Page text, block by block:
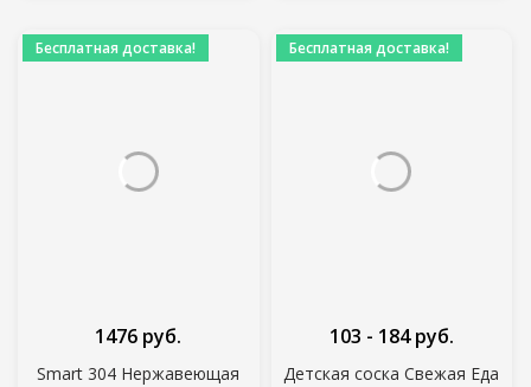
Портативный Детские Чашки
Бесплатная доставка!
Smart 304 Нержавеющая
1476 руб.
Бесплатная доставка!
Детская соска Свежая Еда
103 - 184 руб.